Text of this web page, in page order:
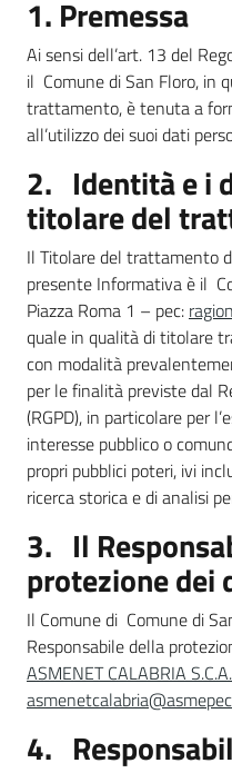
1. Premessa
Ai sensi dell’art. 13 del
il Comune di San Floro, in
trattamento, è tenuta a
all’utilizzo dei suoi dati
2. Identità e i
titolare del
Il Titolare del trattamento
presente Informativa è il
Piazza Roma 1 – pec:
quale in qualità di titolare
con modalità
per le finalità previste dal
(RGPD), in particolare per
interesse pubblico o
propri pubblici poteri, ivi
ricerca storica e di analisi
3. Il
protezione dei
Il Comune di Comune di
Responsabile della
ASMENET CALABRIA
4.